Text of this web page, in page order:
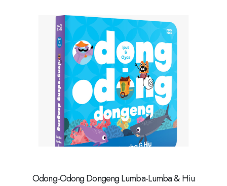
Odong-Odong Dongeng Lumba-Lumba & Hiu